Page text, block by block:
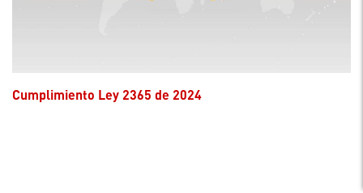
Cumplimiento Ley 2365 de 2024